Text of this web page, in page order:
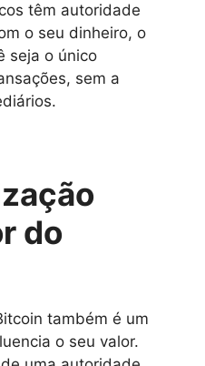
têm autoridade
o seu dinheiro, o
seja o único
sem a
do
também é um
o seu valor.